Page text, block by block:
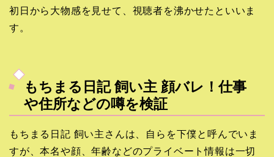
初日から大物感を見せて、視聴者を沸かせたといいま
す。
もちまる日記 飼い主 顔バレ！仕事
や住所などの噂を検証
もちまる日記 飼い主さんは、自らを下僕と呼んでいま
すが、本名や顔、年齢などのプライベート情報は一切